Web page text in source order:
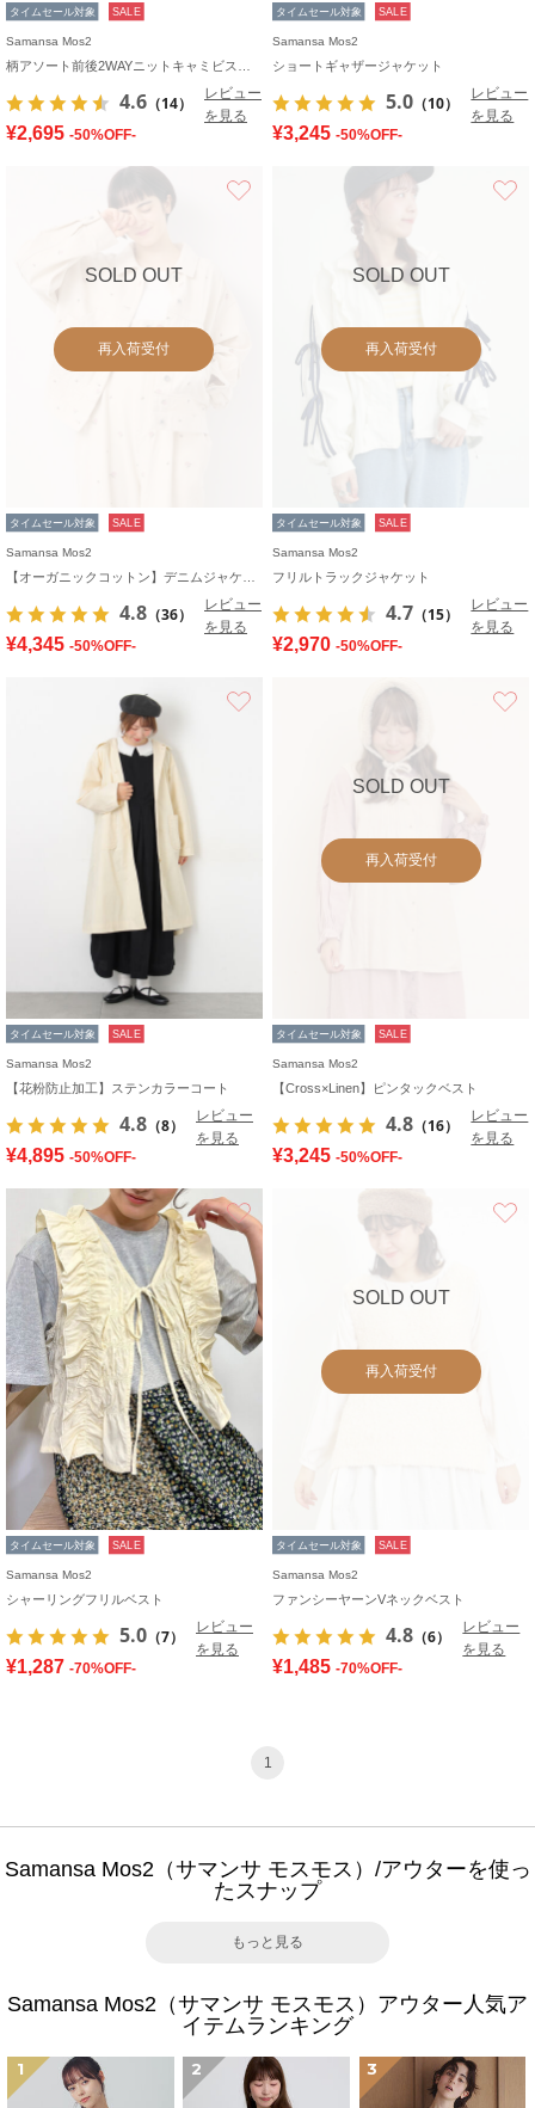
タイムセール対象 SALE
Samansa Mos2
4.6 （14）
レビュー
を見る
¥2,695 -50%OFF-
タイムセール対象 SALE
Samansa Mos2
ショートギャザージャケット
5.0 （10）
レビュー
を見る
¥3,245 -50%OFF-
SOLD OUT
再入荷受付
タイムセール対象 SALE
Samansa Mos2
4.8 （36）
レビュー
を見る
¥4,345 -50%OFF-
SOLD OUT
再入荷受付
タイムセール対象 SALE
Samansa Mos2
フリルトラックジャケット
4.7 （15）
レビュー
を見る
¥2,970 -50%OFF-
タイムセール対象 SALE
Samansa Mos2
【花粉防止加工】ステンカラーコート
4.8 （8）
レビュー
を見る
¥4,895 -50%OFF-
SOLD OUT
再入荷受付
タイムセール対象 SALE
Samansa Mos2
【Cross×Linen】ピンタックベスト
4.8 （16）
レビュー
を見る
¥3,245 -50%OFF-
タイムセール対象 SALE
Samansa Mos2
シャーリングフリルベスト
5.0 （7）
レビュー
を見る
¥1,287 -70%OFF-
SOLD OUT
再入荷受付
タイムセール対象 SALE
Samansa Mos2
ファンシーヤーンVネックベスト
4.8 （6）
レビュー
を見る
¥1,485 -70%OFF-
1
Samansa Mos2（サマンサ モスモス）/アウターを使っ
たスナップ
もっと見る
Samansa Mos2（サマンサ モスモス）アウター人気ア
イテムランキング
1 2 3